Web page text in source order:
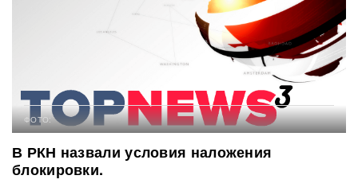
ФОТО:
В РКН назвали условия наложения
блокировки.